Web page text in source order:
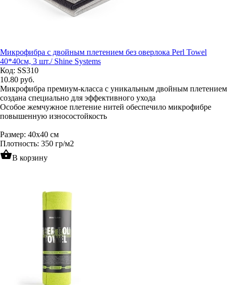
Микрофибра с двойным плетением без оверлока Perl Towel
40*40см, 3 шт./ Shine Systems
Код: SS310
10.80 руб.
Микрофибра премиум-класса с уникальным двойным плетением
создана специально для эффективного ухода
Особое жемчужное плетение нитей обеспечило микрофибре
повышенную износостойкость
Размер: 40x40 см
Плотность: 350 гр/м2
shopping_basketВ корзину